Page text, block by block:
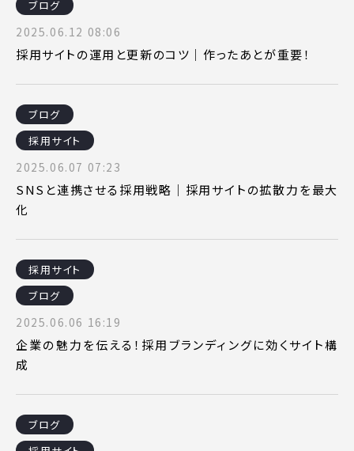
ブログ
2025.06.12 08:06
採用サイトの運用と更新のコツ｜作ったあとが重要！
ブログ
採用サイト
2025.06.07 07:23
SNSと連携させる採用戦略｜採用サイトの拡散力を最大
化
採用サイト
ブログ
2025.06.06 16:19
企業の魅力を伝える！採用ブランディングに効くサイト構
成
ブログ